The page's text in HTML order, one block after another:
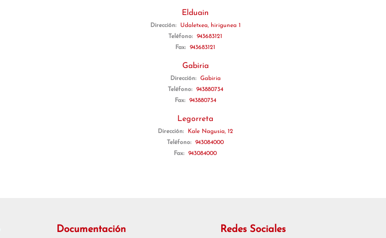
Elduain
Dirección:
Udaletxea, hirigunea 1
Teléfono:
943683121
Fax:
943683121
Gabiria
Dirección:
Gabiria
Teléfono:
943880734
Fax:
943880734
Legorreta
Dirección:
Kale Nagusia, 12
Teléfono:
943084000
Fax:
943084000
Documentación Redes Sociales